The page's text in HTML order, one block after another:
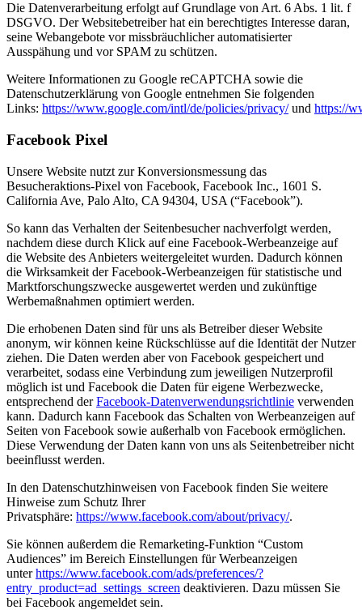
Die Datenverarbeitung erfolgt auf Grundlage von Art. 6 Abs. 1 lit. f
DSGVO. Der Websitebetreiber hat ein berechtigtes Interesse daran,
seine Webangebote vor missbräuchlicher automatisierter
Ausspähung und vor SPAM zu schützen.
Weitere Informationen zu Google reCAPTCHA sowie die
Datenschutzerklärung von Google entnehmen Sie folgenden
Links: https://www.google.com/intl/de/policies/privacy/und https://
Facebook Pixel
Unsere Website nutzt zur Konversionsmessung das
Besucheraktions-Pixel von Facebook, Facebook Inc., 1601 S.
California Ave, Palo Alto, CA 94304, USA (“Facebook”).
So kann das Verhalten der Seitenbesucher nachverfolgt werden,
nachdem diese durch Klick auf eine Facebook-Werbeanzeige auf
die Website des Anbieters weitergeleitet wurden. Dadurch können
die Wirksamkeit der Facebook-Werbeanzeigen für statistische und
Marktforschungszwecke ausgewertet werden und zukünftige
Werbemaßnahmen optimiert werden.
Die erhobenen Daten sind für uns als Betreiber dieser Website
anonym, wir können keine Rückschlüsse auf die Identität der Nutzer
ziehen. Die Daten werden aber von Facebook gespeichert und
verarbeitet, sodass eine Verbindung zum jeweiligen Nutzerprofil
möglich ist und Facebook die Daten für eigene Werbezwecke,
entsprechend derFacebook-Datenverwendungsrichtlinie verwenden
kann. Dadurch kann Facebook das Schalten von Werbeanzeigen auf
Seiten von Facebook sowie außerhalb von Facebook ermöglichen.
Diese Verwendung der Daten kann von uns als Seitenbetreiber nicht
beeinflusst werden.
In den Datenschutzhinweisen von Facebook finden Sie weitere
Hinweise zum Schutz Ihrer
Privatsphäre: https://www.facebook.com/about/privacy/.
Sie können außerdem die Remarketing-Funktion “Custom
Audiences” im Bereich Einstellungen für Werbeanzeigen
unterhttps://www.facebook.com/ads/preferences/?
entry_product=ad_settings_screen deaktivieren. Dazu müssen Sie
bei Facebook angemeldet sein.